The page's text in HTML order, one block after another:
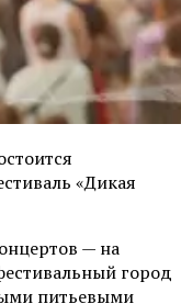
«Дикая
— на
город
питьевыми